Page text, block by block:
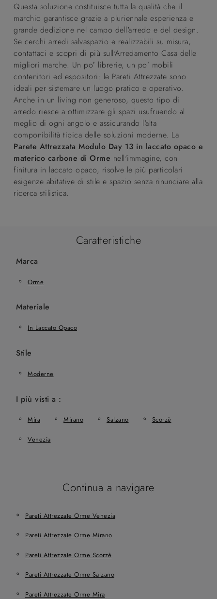
Questa soluzione costituisce tutta la qualità che il
marchio garantisce grazie a pluriennale esperienza e
grande dedizione nel campo dell'arredo e del design.
Se cerchi arredi salvaspazio e realizzabili su misura,
contattaci e scopri di più sull'Arredamento Casa delle
migliori marche. Un po’ librerie, un po’ mobili
contenitori ed espositori: le Pareti Attrezzate sono
ideali per sistemare un luogo pratico e operativo.
Anche in un living non generoso, questo tipo di
arredo riesce a ottimizzare gli spazi usufruendo al
meglio di ogni angolo e assicurando l'alta
componibilità tipica delle soluzioni moderne. La
Parete Attrezzata Modulo Day 13 in laccato opaco e
materico carbone di Orme nell'immagine, con
finitura in laccato opaco, risolve le più particolari
esigenze abitative di stile e spazio senza rinunciare alla
ricerca stilistica.
Caratteristiche
Marca
Orme
Materiale
In Laccato Opaco
Stile
Moderne
I più visti a :
Mira Mirano Salzano Scorzè
Venezia
Continua a navigare
Pareti Attrezzate Orme Venezia
Pareti Attrezzate Orme Mirano
Pareti Attrezzate Orme Scorzè
Pareti Attrezzate Orme Salzano
Pareti Attrezzate Orme Mira